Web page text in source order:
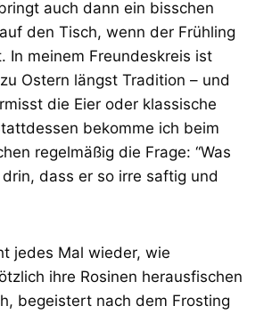
auch dann ein bisschen
den Tisch, wenn der Frühling
In meinem Freundeskreis ist
Ostern längst Tradition – und
die Eier oder klassische
bekomme ich beim
regelmäßig die Frage: “Was
dass er so irre saftig und
jedes Mal wieder, wie
ihre Rosinen herausfischen
begeistert nach dem Frosting